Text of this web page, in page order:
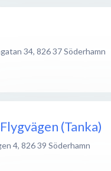
34, 826 37Söderhamn
(Tanka)
4, 826 39 Söderhamn